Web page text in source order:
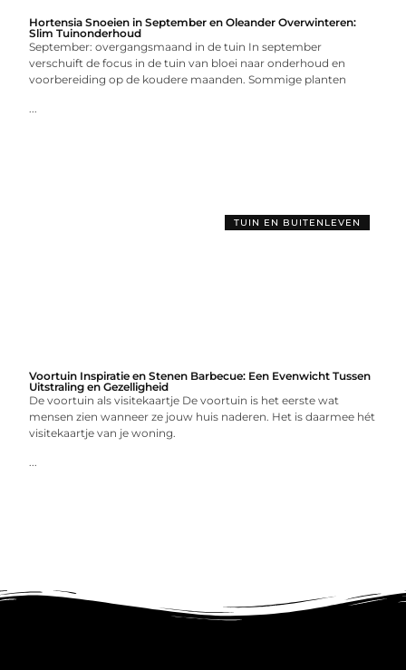
Hortensia Snoeien in September en Oleander Overwinteren:
Slim Tuinonderhoud
September: overgangsmaand in de tuin In september
verschuift de focus in de tuin van bloei naar onderhoud en
voorbereiding op de koudere maanden. Sommige planten
...
TUIN EN BUITENLEVEN
Voortuin Inspiratie en Stenen Barbecue: Een Evenwicht Tussen
Uitstraling en Gezelligheid
De voortuin als visitekaartje De voortuin is het eerste wat
mensen zien wanneer ze jouw huis naderen. Het is daarmee hét
visitekaartje van je woning.
...